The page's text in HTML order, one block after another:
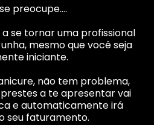
preocupe….
se tornar uma profissional
mesmo que você seja
iniciante.
não tem problema,
a te apresentar vai
e automaticamente irá
seu faturamento.